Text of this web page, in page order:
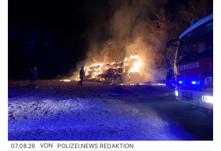
07.08.26 VON POLIZEI.NEWS REDAKTION